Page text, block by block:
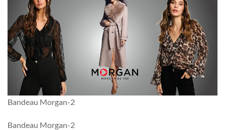
Bandeau Morgan-2
Bandeau Morgan-2